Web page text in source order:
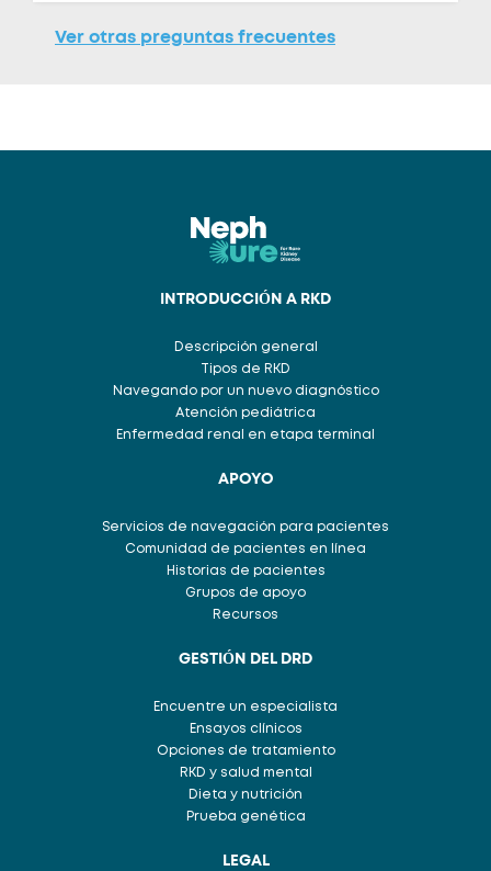
Ver otras preguntas frecuentes
INTRODUCCIÓN A RKD
Descripción general
Tipos de RKD
Navegando por un nuevo diagnóstico
Atención pediátrica
Enfermedad renal en etapa terminal
APOYO
Servicios de navegación para pacientes
Comunidad de pacientes en línea
Historias de pacientes
Grupos de apoyo
Recursos
GESTIÓN DEL DRD
Encuentre un especialista
Ensayos clínicos
Opciones de tratamiento
RKD y salud mental
Dieta y nutrición
Prueba genética
LEGAL